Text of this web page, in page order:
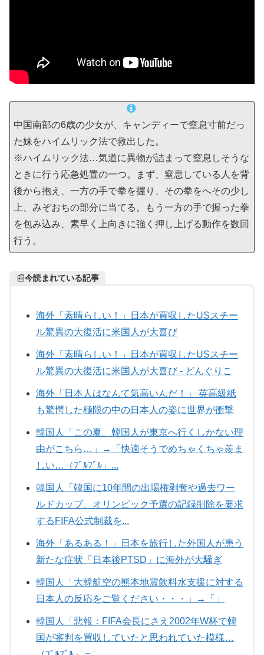
中国南部の6歳の少女が、キャンディーで窒息寸前だっ
た妹をハイムリック法で救出した。
※ハイムリック法…気道に異物が詰まって窒息しそうな
ときに行う応急処置の一つ。まず、窒息している人を背
後から抱え、一方の手で拳を握り、その拳をへその少し
上、みぞおちの部分に当てる。もう一方の手で握った拳
を包み込み、素早く上向きに強く押し上げる動作を数回
行う。
📰今読まれている記事
海外「素晴らしい！」日本が買収したUSスチー
ル驚異の大復活に米国人が大喜び
海外「素晴らしい！」日本が買収したUSスチー
ル驚異の大復活に米国人が大喜び - どんぐりこ
海外「日本人はなんて気高いんだ！」 英高級紙
も驚愕した極限の中の日本人の姿に世界が衝撃
韓国人「この夏、韓国人が東京へ行くしかない理
由がこちら…」→「快適そうでめちゃくちゃ羨ま
しい…（ﾌﾞﾙﾌﾞﾙ」...
韓国人「韓国に10年間の出場権剥奪や過去ワー
ルドカップ、オリンピック予選の記録削除を要求
するFIFA公式制裁を...
海外「あるある！」日本を旅行した外国人が患う
新たな症状「日本後PTSD」に海外が大騒ぎ
韓国人「大韓航空の熊本地震飲料水支援に対する
日本人の反応をご覧ください・・・」→「」
韓国人「悲報：FIFA会長にさえ2002年W杯で韓
国が審判を買収していたと思われていた模様…